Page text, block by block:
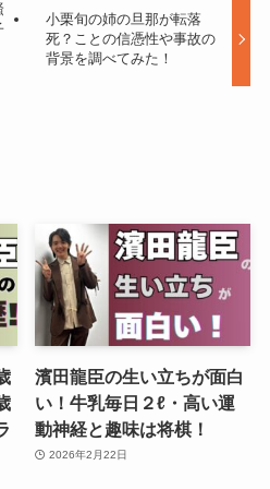
小栗旬の姉の旦那が転落
死？ことの信憑性や事故の
背景を調べてみた！
濱田龍臣の生い立ちが面白
い！牛乳毎日２ℓ・高い運
動神経と趣味は将棋！
2026年2月22日